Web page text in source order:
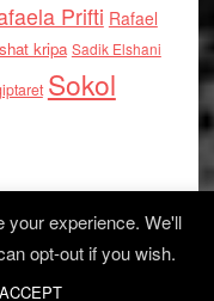
Prifti Rafael
kripa Sadik Elshani
Sokol
your experience. We'll
opt-out if you wish.
ACCEPT